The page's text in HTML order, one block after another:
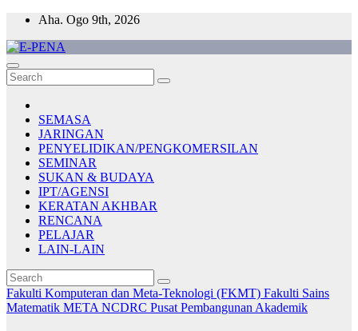
Skip
content
Aha. Ogo 9th, 2026
E-PENA
Berita Digital Terkini
SEMASA
JARINGAN
PENYELIDIKAN/PENGKOMERSILAN
SEMINAR
SUKAN & BUDAYA
IPT/AGENSI
KERATAN AKHBAR
RENCANA
PELAJAR
LAIN-LAIN
Fakulti Komputeran dan Meta-Teknologi (FKMT) Fakulti Sains
Matematik META NCDRC Pusat Pembangunan Akademik